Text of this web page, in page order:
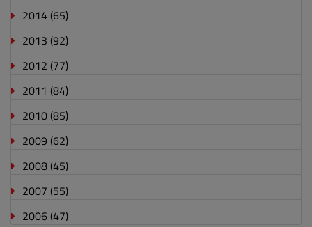
2014 (65)
2013 (92)
2012 (77)
2011 (84)
2010 (85)
2009 (62)
2008 (45)
2007 (55)
2006 (47)